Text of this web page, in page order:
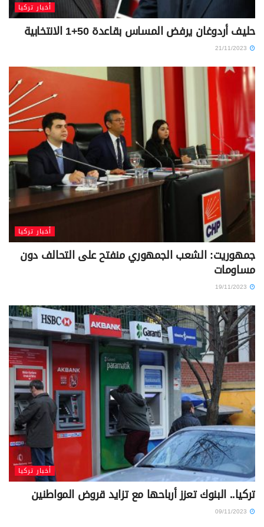
أخبار تركيا
حليف أردوغان يرفض المساس بقاعدة 50+1 الانتخابية
أخبار تركيا
جمهوريت: الشعب الجمهوري منفتح على التحالف دون
مساومات
أخبار تركيا
تركيا.. البنوك تعزز أرباحها مع تزايد قروض المواطنين